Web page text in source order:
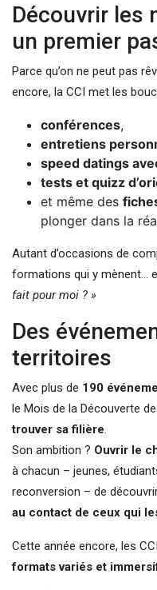
Découvrir les
un premier
Parce qu’on ne peut pas
encore, la CCI met les
conférences,
entretiens
speed datings
tests et quizz
et même des
plonger dans la
Autant d’occasions de
formations qui y mènent…
fait pour moi ? »
Des
territoires
Avec plus de 190
le Mois de la Découverte
trouver sa filière.
Son ambition ? Ouvrir le
à chacun – jeunes,
reconversion – de
au contact de ceux qui
Cette année encore, les
formats variés et